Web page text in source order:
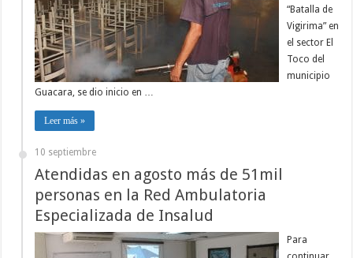
“Batalla de
Vigirima” en
el sector El
Toco del
municipio
Guacara, se dio inicio en …
Leer más »
10 septiembre
Atendidas en agosto más de 51mil
personas en la Red Ambulatoria
Especializada de Insalud
Para